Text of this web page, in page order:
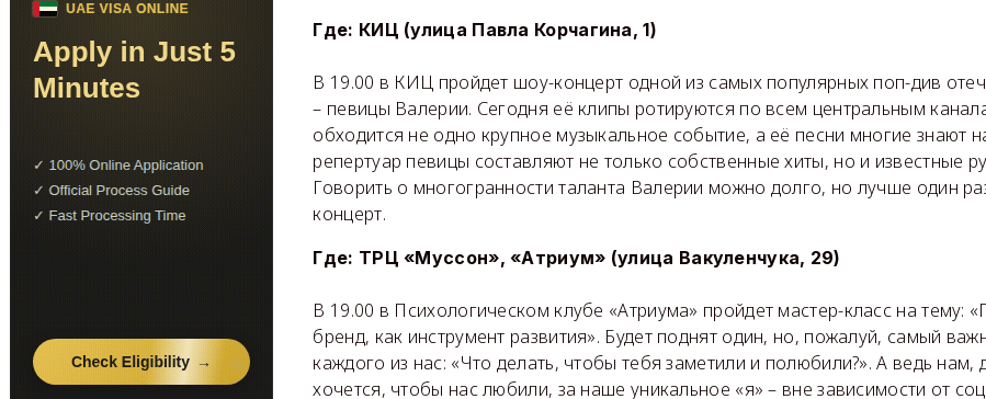
Где: КИЦ (улица Павла Корчагина, 1)
В 19.00 в КИЦ пройдет шоу-концерт одной из самых популярных поп-див
– певицы Валерии. Сегодня её клипы ротируются по всем центральным
обходится не одно крупное музыкальное событие, а её песни многие знают
репертуар певицы составляют не только собственные хиты, но и известные
Говорить о многогранности таланта Валерии можно долго, но лучше один
концерт.
Где: ТРЦ «Муссон», «Атриум» (улица Вакуленчука, 29)
В 19.00 в Психологическом клубе «Атриума» пройдет мастер-класс на тему:
бренд, как инструмент развития». Будет поднят один, но, пожалуй, самый
каждого из нас: «Что делать, чтобы тебя заметили и полюбили?». А ведь нам,
хочется, чтобы нас любили, за наше уникальное «я» – вне зависимости от